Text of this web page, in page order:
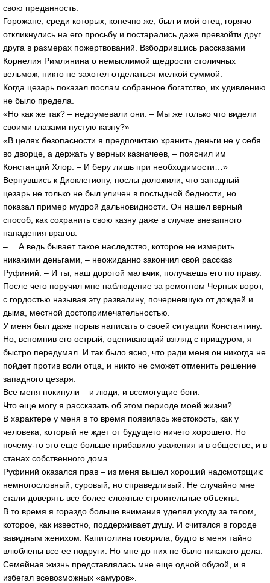
свою преданность.
Горожане, среди которых, конечно же, был и мой отец, горячо
откликнулись на его просьбу и постарались даже превзойти друг
друга в размерах пожертвований. Взбодрившись рассказами
Корнелия Римлянина о немыслимой щедрости столичных
вельмож, никто не захотел отделаться мелкой суммой.
Когда цезарь показал послам собранное богатство, их удивлению
не было предела.
«Но как же так? – недоумевали они. – Мы же только что видели
своими глазами пустую казну?»
«В целях безопасности я предпочитаю хранить деньги не у себя
во дворце, а держать у верных казначеев, – пояснил им
Констанций Хлор. – И беру лишь при необходимости…»
Вернувшись к Диоклетиону, послы доложили, что западный
цезарь не только не был уличен в постыдной бедности, но
показал пример мудрой дальновидности. Он нашел верный
способ, как сохранить свою казну даже в случае внезапного
нападения врагов.
– …А ведь бывает такое наследство, которое не измерить
никакими деньгами, – неожиданно закончил свой рассказ
Руфиний. – И ты, наш дорогой мальчик, получаешь его по праву.
После чего поручил мне наблюдение за ремонтом Черных ворот,
с гордостью называя эту развалину, почерневшую от дождей и
дыма, местной достопримечательностью.
У меня был даже порыв написать о своей ситуации Константину.
Но, вспомнив его острый, оценивающий взгляд с прищуром, я
быстро передумал. И так было ясно, что ради меня он никогда не
пойдет против воли отца, и никто не сможет отменить решение
западного цезаря.
Все меня покинули – и люди, и всемогущие боги.
Что еще могу я рассказать об этом периоде моей жизни?
В характере у меня в то время появилась жестокость, как у
человека, который не ждет от будущего ничего хорошего. Но
почему-то это еще больше прибавило уважения и в обществе, и в
станах собственного дома.
Руфиний оказался прав – из меня вышел хороший надсмотрщик:
немногословный, суровый, но справедливый. Не случайно мне
стали доверять все более сложные строительные объекты.
В то время я гораздо больше внимания уделял уходу за телом,
которое, как известно, поддерживает душу. И считался в городе
завидным женихом. Капитолина говорила, будто в меня тайно
влюблены все ее подруги. Но мне до них не было никакого дела.
Семейная жизнь представлялась мне еще одной обузой, и я
избегал всевозможных «амуров».